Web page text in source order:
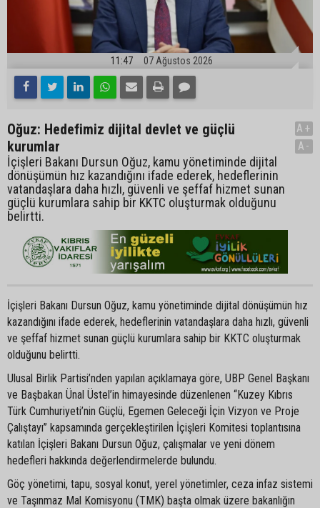
11:47 07 Ağustos 2026
Oğuz: Hedefimiz dijital devlet ve güçlü
kurumlar
İçişleri Bakanı Dursun Oğuz, kamu yönetiminde dijital
dönüşümün hız kazandığını ifade ederek, hedeflerinin
vatandaşlara daha hızlı, güvenli ve şeffaf hizmet sunan
güçlü kurumlara sahip bir KKTC oluşturmak olduğunu
belirtti.
A+
A-
İçişleri Bakanı Dursun Oğuz, kamu yönetiminde dijital dönüşümün hız
kazandığını ifade ederek, hedeflerinin vatandaşlara daha hızlı, güvenli
ve şeffaf hizmet sunan güçlü kurumlara sahip bir KKTC oluşturmak
olduğunu belirtti.
Ulusal Birlik Partisi’nden yapılan açıklamaya göre, UBP Genel Başkanı
ve Başbakan Ünal Üstel’in himayesinde düzenlenen “Kuzey Kıbrıs
Türk Cumhuriyeti’nin Güçlü, Egemen Geleceği İçin Vizyon ve Proje
Çalıştayı” kapsamında gerçekleştirilen İçişleri Komitesi toplantısına
katılan İçişleri Bakanı Dursun Oğuz, çalışmalar ve yeni dönem
hedefleri hakkında değerlendirmelerde bulundu.
Göç yönetimi, tapu, sosyal konut, yerel yönetimler, ceza infaz sistemi
ve Taşınmaz Mal Komisyonu (TMK) başta olmak üzere bakanlığın